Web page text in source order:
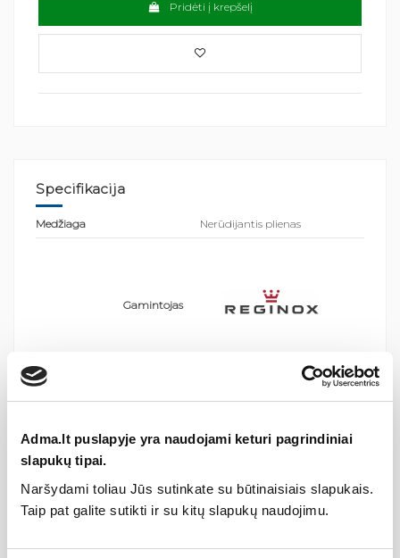
Adma.lt puslapyje yra naudojami keturi pagrindiniai
slapukų tipai.
Naršydami toliau Jūs sutinkate su būtinaisiais slapukais.
Taip pat galite sutikti ir su kitų slapukų naudojimu.
Pridėti į krepšelį
Specifikacija
Medžiaga Nerūdijantis plienas
Gamintojas
„Reginox“ plieninė ūkinė plautuvė Ottawa (W) — tvirtinama
prie sienos, su giliu dubenimi ir vandens perpylimo kontrole.
Pagaminta iš aukštos kokybės nerūdijančio plieno.
Bendri plautuvės išmatavimai : 550x450x225 mm
Dubens išmatavimai:500x400x225 mm